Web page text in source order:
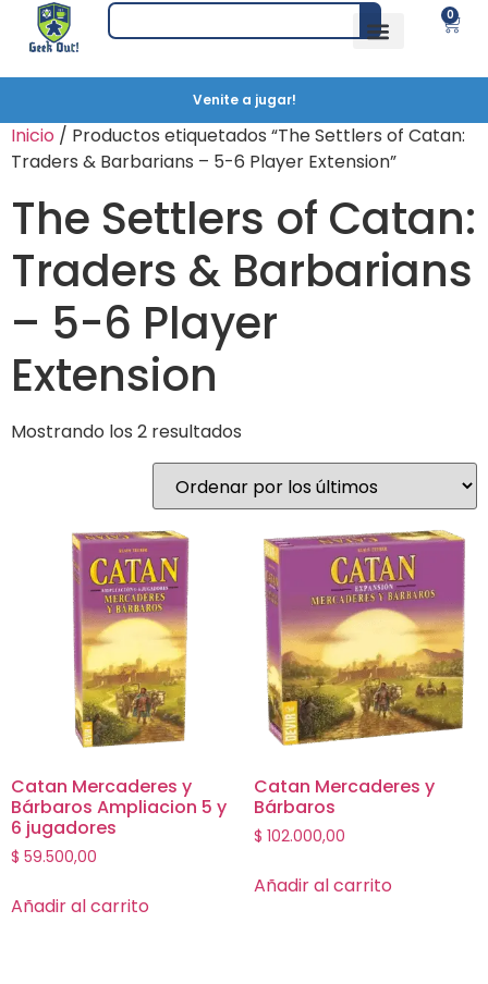
0
Venite a jugar!
Inicio / Productos etiquetados “The Settlers of Catan:
Traders & Barbarians – 5-6 Player Extension”
The Settlers of Catan:
Traders & Barbarians
– 5-6 Player
Extension
Mostrando los 2 resultados
Catan Mercaderes y
Bárbaros Ampliacion 5 y
6 jugadores
$ 59.500,00
Añadir al carrito
Catan Mercaderes y
Bárbaros
$ 102.000,00
Añadir al carrito